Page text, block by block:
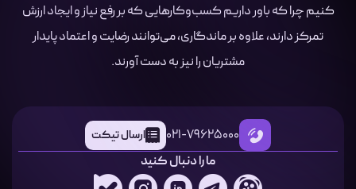
کنیم چرا که باور داریم کسب‌وکارهایی که بر رفع نیاز و ایجاد ارزش
تمرکز دارند، علاوه بر ماندگاری، می‌توانند رضایت و اعتماد پایدار
مشتریان را نیز به دست آورند.
021-79625000 ارسال تیکت
ما را دنبال کنید